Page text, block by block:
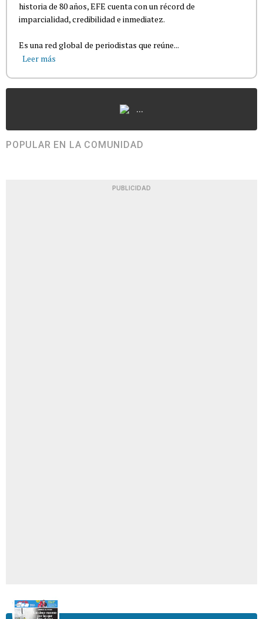
historia de 80 años, EFE cuenta con un récord de
imparcialidad, credibilidad e inmediatez.
Es una red global de periodistas que reúne...
Leer más
...
POPULAR EN LA COMUNIDAD
PUBLICIDAD